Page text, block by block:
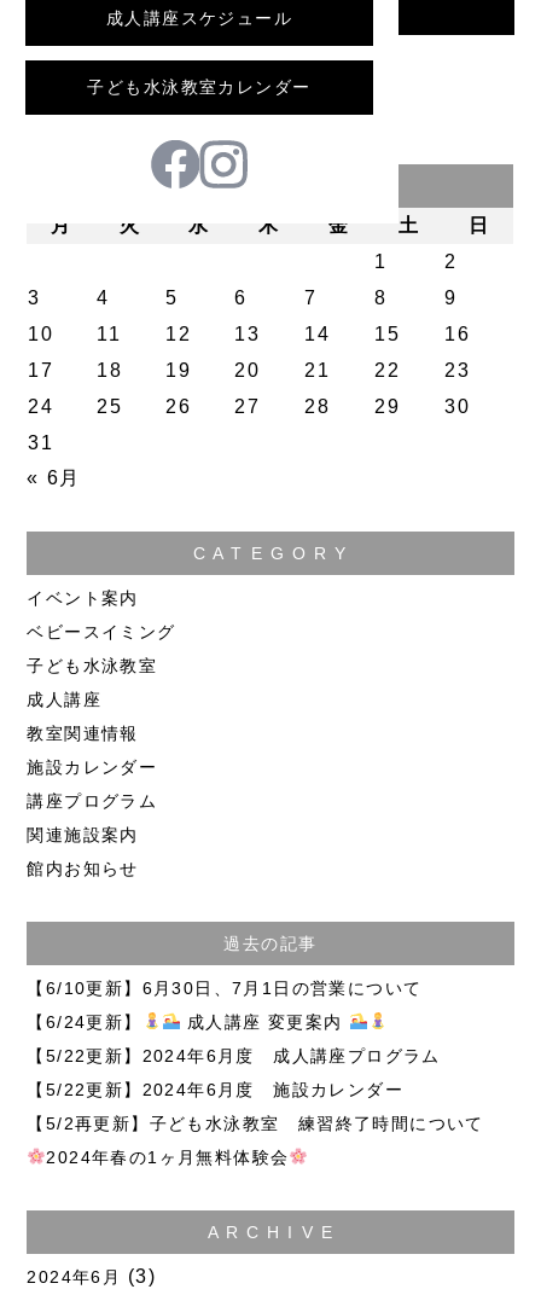
成人講座スケジュール
子ども水泳教室カレンダー
一覧へ戻る
2026年8月
月 火 水 木 金 土
日
1
2
3
4 5 6 7 8
9
10
11 12 13 14 15
16
17
18 19 20 21 22
23
24
25 26 27 28 29
30
31
« 6月
C A T E G O R Y
イベント案内
ベビースイミング
子ども水泳教室
成人講座
教室関連情報
施設カレンダー
講座プログラム
関連施設案内
館内お知らせ
過去の記事
【6/10更新】6月30日、7月1日の営業について
【6/24更新】
成人講座 変更案内
【5/22更新】2024年6月度 成人講座プログラム
【5/22更新】2024年6月度 施設カレンダー
【5/2再更新】子ども水泳教室 練習終了時間について
2024年春の1ヶ月無料体験会
A R C H I V E
2024年6月 (3)